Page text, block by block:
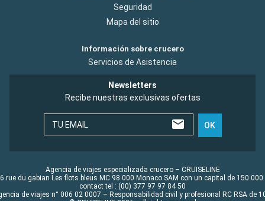
Seguridad
Mapa del sitio
Información sobre crucero
Servicios de Asistencia
Newsletters
Recibe nuestras exclusivas ofertas
TU EMAIL OK
Agencia de viajes especializada crucero – CRUISELINE
rue du gabian Les flots bleus MC 98 000 Monaco SAM con un capital de 150 000
contact tel : (00) 377 97 97 84 50
de viajes n° 006 02 0007 – Responsabilidad civil y profesional RC RSA de